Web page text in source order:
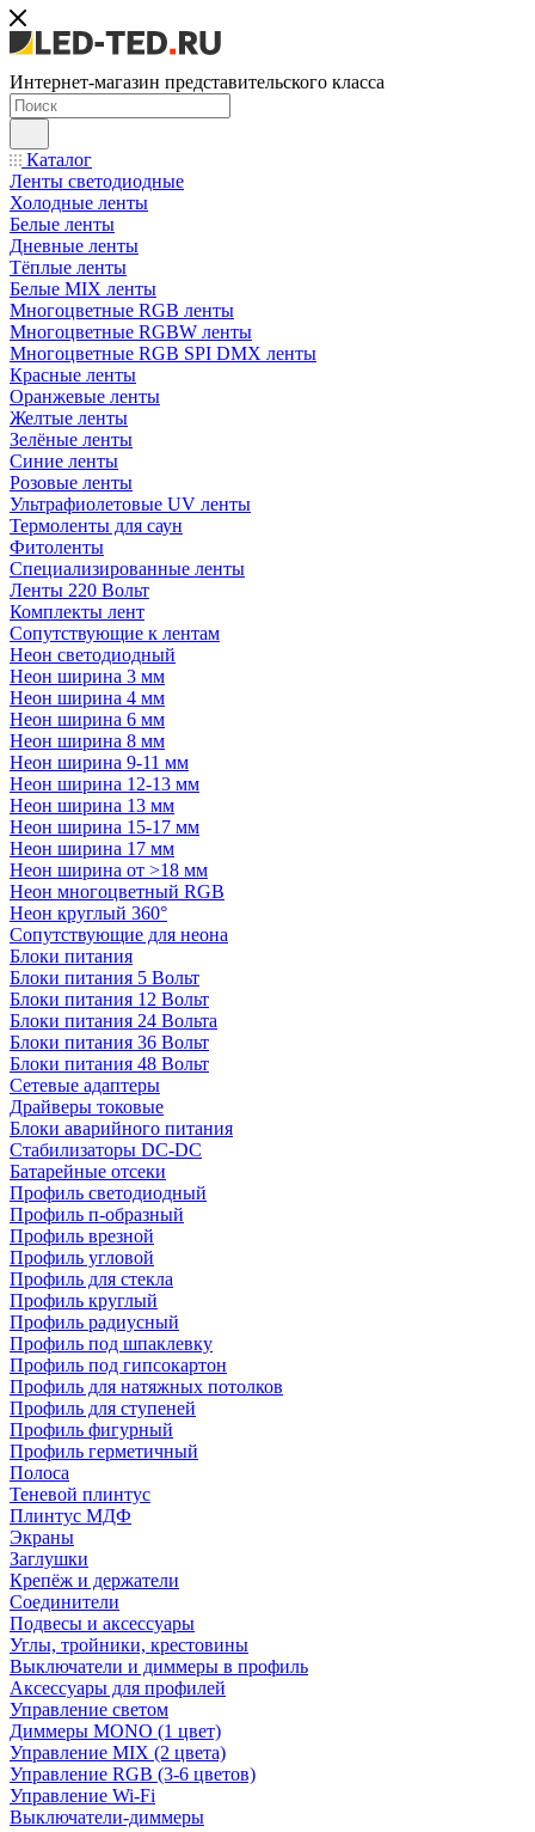
Интернет-магазин представительского класса
Каталог
Ленты светодиодные
Холодные ленты
Белые ленты
Дневные ленты
Тёплые ленты
Белые MIX ленты
Многоцветные RGB ленты
Многоцветные RGBW ленты
Многоцветные RGB SPI DMX ленты
Красные ленты
Оранжевые ленты
Желтые ленты
Зелёные ленты
Синие ленты
Розовые ленты
Ультрафиолетовые UV ленты
Термоленты для саун
Фитоленты
Специализированные ленты
Ленты 220 Вольт
Комплекты лент
Сопутствующие к лентам
Неон светодиодный
Неон ширина 3 мм
Неон ширина 4 мм
Неон ширина 6 мм
Неон ширина 8 мм
Неон ширина 9-11 мм
Неон ширина 12-13 мм
Неон ширина 13 мм
Неон ширина 15-17 мм
Неон ширина 17 мм
Неон ширина от >18 мм
Неон многоцветный RGB
Неон круглый 360°
Сопутствующие для неона
Блоки питания
Блоки питания 5 Вольт
Блоки питания 12 Вольт
Блоки питания 24 Вольта
Блоки питания 36 Вольт
Блоки питания 48 Вольт
Сетевые адаптеры
Драйверы токовые
Блоки аварийного питания
Стабилизаторы DC-DC
Батарейные отсеки
Профиль светодиодный
Профиль п-образный
Профиль врезной
Профиль угловой
Профиль для стекла
Профиль круглый
Профиль радиусный
Профиль под шпаклевку
Профиль под гипсокартон
Профиль для натяжных потолков
Профиль для ступеней
Профиль фигурный
Профиль герметичный
Полоса
Теневой плинтус
Плинтус МДФ
Экраны
Заглушки
Крепёж и держатели
Соединители
Подвесы и аксессуары
Углы, тройники, крестовины
Выключатели и диммеры в профиль
Аксессуары для профилей
Управление светом
Диммеры MONO (1 цвет)
Управление MIX (2 цвета)
Управление RGB (3-6 цветов)
Управление Wi-Fi
Выключатели-диммеры